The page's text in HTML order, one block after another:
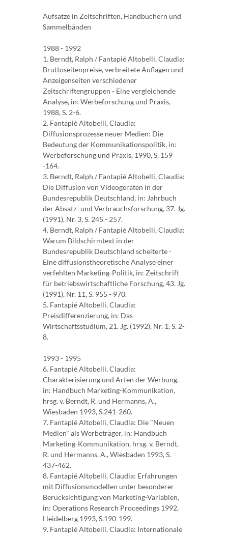
Aufsätze in Zeitschriften, Handbüchern und
Sammelbänden
1988 - 1992
1. Berndt, Ralph / Fantapié Altobelli, Claudia:
Bruttoseitenpreise, verbreitete Auflagen und
Anzeigenseiten verschiedener
Zeitschriftengruppen - Eine vergleichende
Analyse, in: Werbeforschung und Praxis,
1988, S. 2-6.
2. Fantapié Altobelli, Claudia:
Diffusionsprozesse neuer Medien: Die
Bedeutung der Kommunikationspolitik, in:
Werbeforschung und Praxis, 1990, S. 159
-164.
3. Berndt, Ralph / Fantapié Altobelli, Claudia:
Die Diffusion von Videogeräten in der
Bundesrepublik Deutschland, in: Jahrbuch
der Absatz- und Verbrauchsforschung, 37. Jg.
(1991), Nr. 3, S. 245 - 257.
4. Berndt, Ralph / Fantapié Altobelli, Claudia:
Warum Bildschirmtext in der
Bundesrepublik Deutschland scheiterte -
Eine diffusionstheoretische Analyse einer
verfehlten Marketing-Politik, in: Zeitschrift
für betriebswirtschaftliche Forschung, 43. Jg.
(1991), Nr. 11, S. 955 - 970.
5. Fantapié Altobelli, Claudia:
Preisdifferenzierung, in: Das
Wirtschaftsstudium, 21. Jg. (1992), Nr. 1, S. 2-
8.
1993 - 1995
6. Fantapié Altobelli, Claudia:
Charakterisierung und Arten der Werbung,
in: Handbuch Marketing-Kommunikation,
hrsg. v. Berndt, R. und Hermanns, A.,
Wiesbaden 1993, S.241-260.
7. Fantapié Altobelli, Claudia: Die "Neuen
Medien" als Werbeträger, in: Handbuch
Marketing-Kommunikation, hrsg. v. Berndt,
R. und Hermanns, A., Wiesbaden 1993, S.
437-462.
8. Fantapié Altobelli, Claudia: Erfahrungen
mit Diffusionsmodellen unter besonderer
Berücksichtigung von Marketing-Variablen,
in: Operations Research Proceedings 1992,
Heidelberg 1993, S.190-199.
9. Fantapié Altobelli, Claudia: Internationale